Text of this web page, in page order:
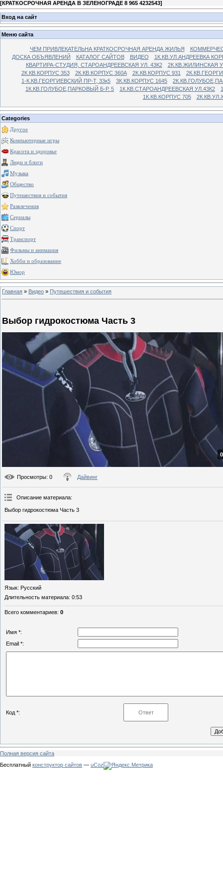
[КРАТКОСРОЧНАЯ АРЕНДА В ЗЕЛЕНОГРАДЕ 8 965 4232543]
Вход на сайт
Меню сайта
ЧЕМ ПРИВЛЕКАТЕЛЬНА КРАТКОСРОЧНАЯ АРЕНДА ЖИЛЬЯ
ДОСКА ОБЪЯВЛЕНИЙ
КАТАЛОГ САЙТОВ ВИДЕО
1К.КВ.УЛ.АНДРЕЕВКА
КВАРТИРА-СТУДИЯ, СТАРОАНДРЕЕВСКАЯ УЛ. 43К2
2К.КВ.ЖИЛИНСКАЯ
2К.КВ.КОРПУС 353
2К.КВ.КОРПУС 360А 2К.КВ.КОРПУС 931
1-К.КВ.ГЕОРГИЕВСКИЙ ПР-Т, 33к5
3К.КВ.КОРПУС 1645
1К.КВ.ГОЛУБОЕ,ПАРКОВЫЙ Б-Р. 5
1К.КВ.СТАРОАНДРЕЕВСКАЯ УЛ.43К2
1К.КВ.КОРПУС 705
Categories
Другое
Компьютерные игры
Красота и здоровье
Люди и блоги
Музыка
Общество
Путешествия и события
Развлечения
Сериалы
Спорт
Транспорт
Фильмы и анимация
Хобби и образование
Юмор
Главная » Видео » Путешествия и события
Выбор гидрокостюма Часть 3
Просмотры: 0 Дайвинг
Описание материала:
Выбор гидрокостюма Часть 3
Язык: Русский
Длительность материала: 0:53
Всего комментариев: 0
Имя *:
Email *:
Код *:
Полная версия сайта
Бесплатный конструктор сайтов — uCoz